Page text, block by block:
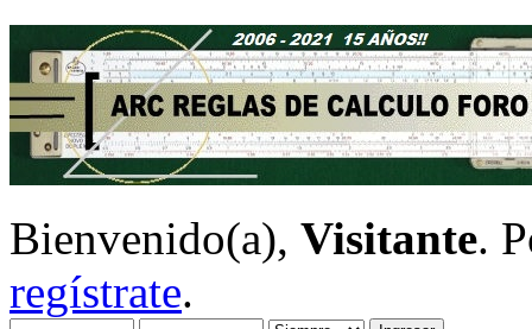
Bienvenido(a), Visitante.
regístrate.